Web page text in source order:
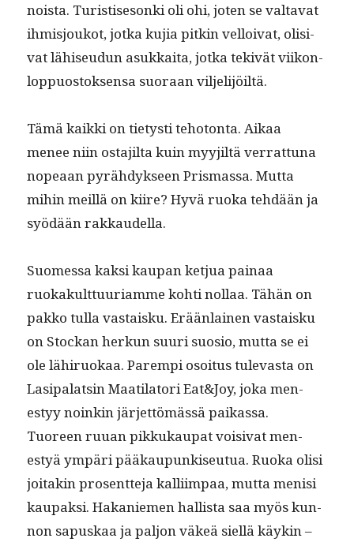
noista. Tur­is­tis­eson­ki oli ohi, joten se val­ta­vat
ihmisjoukot, jot­ka kujia pitkin vel­loi­vat, oli­si­
vat lähiseudun asukkai­ta, jot­ka tekivät viikon­
lop­pu­os­tok­sen­sa suo­raan viljelijöiltä.
Tämä kaik­ki on tietysti teho­ton­ta. Aikaa
menee niin osta­jil­ta kuin myyjiltä ver­rat­tuna
nopeaan pyrähdyk­seen Pris­mas­sa. Mut­ta
mihin meil­lä on kiire? Hyvä ruo­ka tehdään ja
syödään rakkaudella.
Suomes­sa kak­si kau­pan ketjua painaa
ruokakult­tuuri­amme kohti nol­laa. Tähän on
pakko tul­la vas­taisku. Erään­lainen vas­taisku
on Stock­an herkun suuri suo­sio, mut­ta se ei
ole lähiruokaa. Parem­pi osoi­tus tulev­as­ta on
Lasi­palatsin Maati­la­tori Eat&Joy, joka men­
estyy noinkin jär­jet­tömässä paikas­sa.
Tuoreen ruuan pikkukau­pat voisi­vat men­
estyä ympäri pääkaupunkiseu­tua. Ruo­ka olisi
joitakin pros­ent­te­ja kalli­im­paa, mut­ta menisi
kau­pak­si. Hakaniemen hal­lista saa myös kun­
non sapuskaa ja paljon väkeä siel­lä käykin –